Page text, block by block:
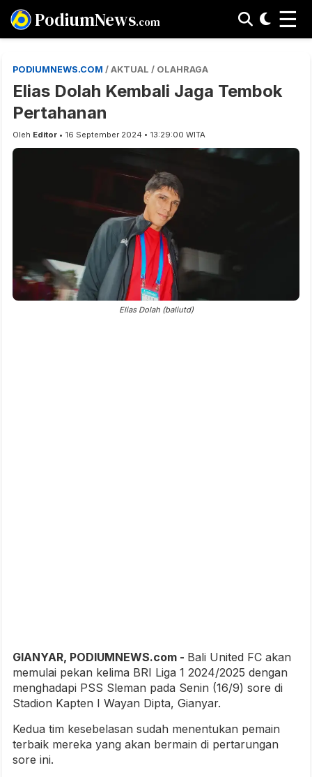
PodiumNews.com ☰
PODIUMNEWS.COM / AKTUAL / OLAHRAGA
Elias Dolah Kembali Jaga Tembok
Pertahanan
Oleh Editor • 16 September 2024 • 13:29:00 WITA
Elias Dolah (baliutd)
GIANYAR, PODIUMNEWS.com - Bali United FC akan
memulai pekan kelima BRI Liga 1 2024/2025 dengan
menghadapi PSS Sleman pada Senin (16/9) sore di
Stadion Kapten I Wayan Dipta, Gianyar.
Kedua tim kesebelasan sudah menentukan pemain
terbaik mereka yang akan bermain di pertarungan
sore ini.